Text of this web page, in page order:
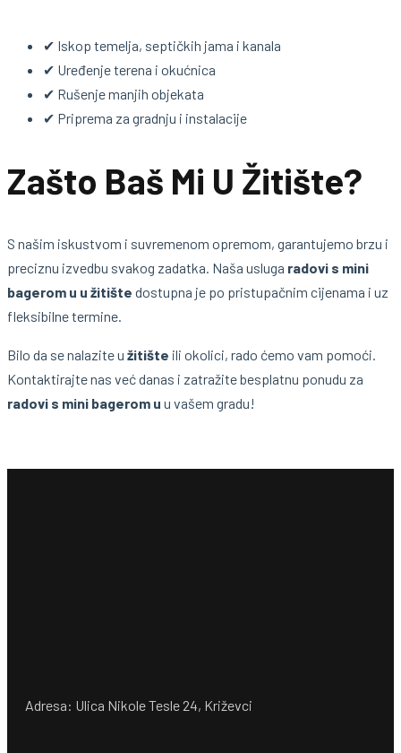
✔ Iskop temelja, septičkih jama i kanala
✔ Uređenje terena i okućnica
✔ Rušenje manjih objekata
✔ Priprema za gradnju i instalacije
Zašto Baš Mi U Žitište?
S našim iskustvom i suvremenom opremom, garantujemo brzu i
preciznu izvedbu svakog zadatka. Naša usluga radovi s mini
bagerom u u žitište dostupna je po pristupačnim cijenama i uz
fleksibilne termine.
Bilo da se nalazite u žitište ili okolici, rado ćemo vam pomoći.
Kontaktirajte nas već danas i zatražite besplatnu ponudu za
radovi s mini bagerom u u vašem gradu!
Adresa: Ulica Nikole Tesle 24, Križevci